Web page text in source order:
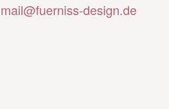
mail@fuerniss-design.de